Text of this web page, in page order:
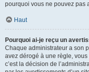
pourquoi vous ne pouvez pas
Haut
Pourquoi ai-je reçu un
Chaque administrateur a son
avez dérogé à une règle,
c’est la décision de